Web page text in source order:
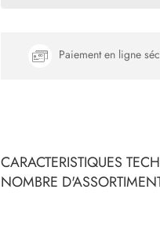
Paiement en ligne
CARACTERISTIQUES
NOMBRE